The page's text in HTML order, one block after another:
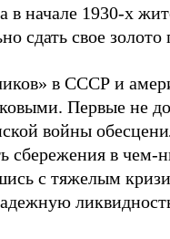
в начале 1930-х
сдать свое золото
в СССР и
Первые не
войны
сбережения в чем-
с тяжелым